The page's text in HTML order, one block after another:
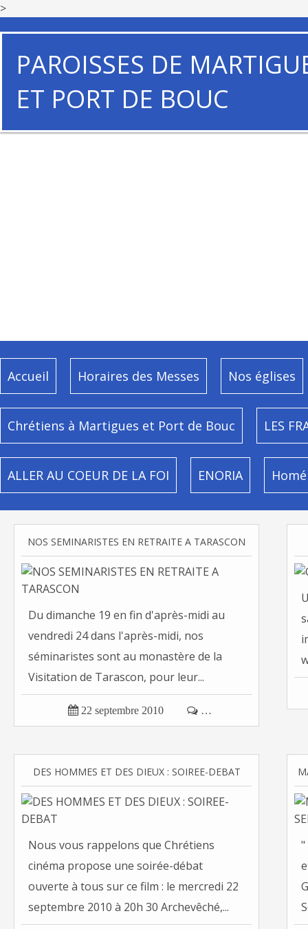
>
PAROISSES DE
ET PORT DE BOUC
Accueil Horaires des Messes Nos églises
Chrétiens à Martigues et Port de Bouc LES
ALLER AU COEUR DE LA FOI ENORIA
NOS SEMINARISTES EN RETRAITE A TARASCON
Du dimanche 19 en fin d'après-midi au
vendredi 24 dans l'après-midi, nos
séminaristes sont au monastère de la
Visitation de Tarascon, pour leur...
 22 septembre 2010  …
DES HOMMES ET DES DIEUX : SOIREE-DEBAT
Nous vous rappelons que Chrétiens
cinéma propose une soirée-débat
ouverte à tous sur ce film : le mercredi 22
septembre 2010 à 20h 30 Archevêché,...
"